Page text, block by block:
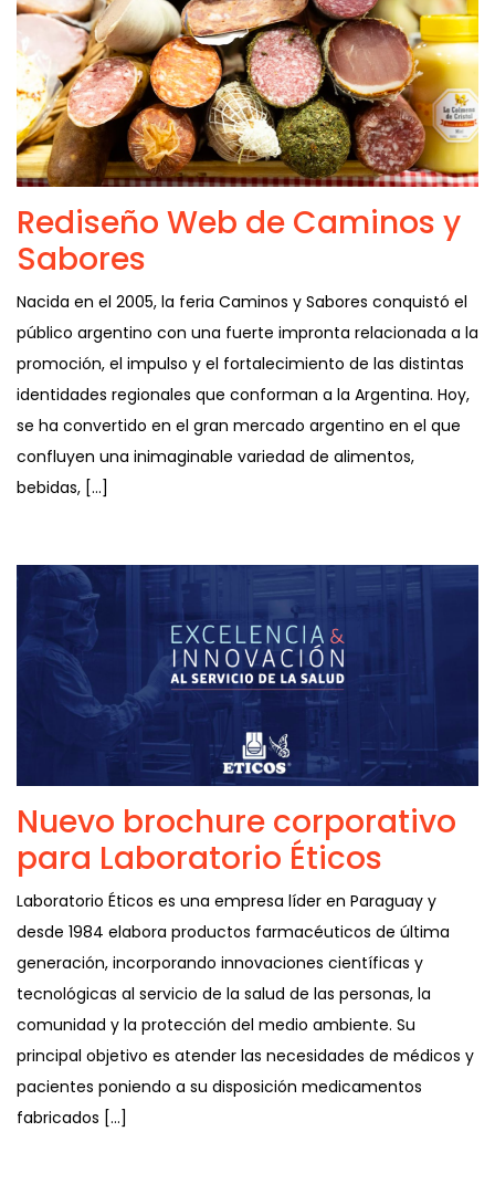
Rediseño Web de Caminos y
Sabores
Nacida en el 2005, la feria Caminos y Sabores conquistó el
público argentino con una fuerte impronta relacionada a la
promoción, el impulso y el fortalecimiento de las distintas
identidades regionales que conforman a la Argentina. Hoy,
se ha convertido en el gran mercado argentino en el que
confluyen una inimaginable variedad de alimentos,
bebidas, […]
Nuevo brochure corporativo
para Laboratorio Éticos
Laboratorio Éticos es una empresa líder en Paraguay y
desde 1984 elabora productos farmacéuticos de última
generación, incorporando innovaciones científicas y
tecnológicas al servicio de la salud de las personas, la
comunidad y la protección del medio ambiente. Su
principal objetivo es atender las necesidades de médicos y
pacientes poniendo a su disposición medicamentos
fabricados […]